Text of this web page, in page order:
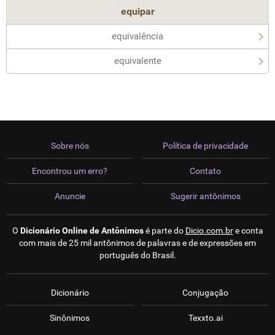
equipar
equivalência
equivalente
Sobre nós
Encontrou um erro?
Anuncie
Política de privacidade
Contato
Sugerir antônimos
O Dicionário Online de Antônimosé parte do Dicio.com.bre conta
com mais de 25 mil antônimos de palavras e de expressões em
português do Brasil.
Dicionário
Sinônimos
Conjugação
Texxto.ai